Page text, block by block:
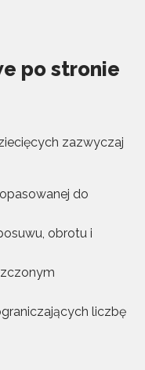
po stronie
zazwyczaj
do
obrotu i
liczbę